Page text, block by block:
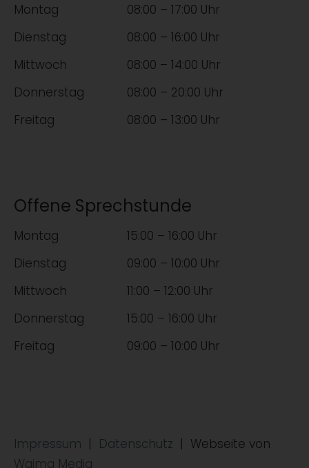
Montag
08:00 – 17:00 Uhr
Dienstag
08:00 – 16:00 Uhr
Mittwoch
08:00 – 14:00 Uhr
Donnerstag
08:00 – 20:00 Uhr
Freitag
08:00 – 13:00 Uhr
Offene Sprechstunde
Montag
15:00 – 16:00 Uhr
Dienstag
09:00 – 10:00 Uhr
Mittwoch
11:00 – 12:00 Uhr
Donnerstag
15:00 – 16:00 Uhr
Freitag
09:00 – 10:00 Uhr
Impressum | Datenschutz | Webseite von
Waima Media